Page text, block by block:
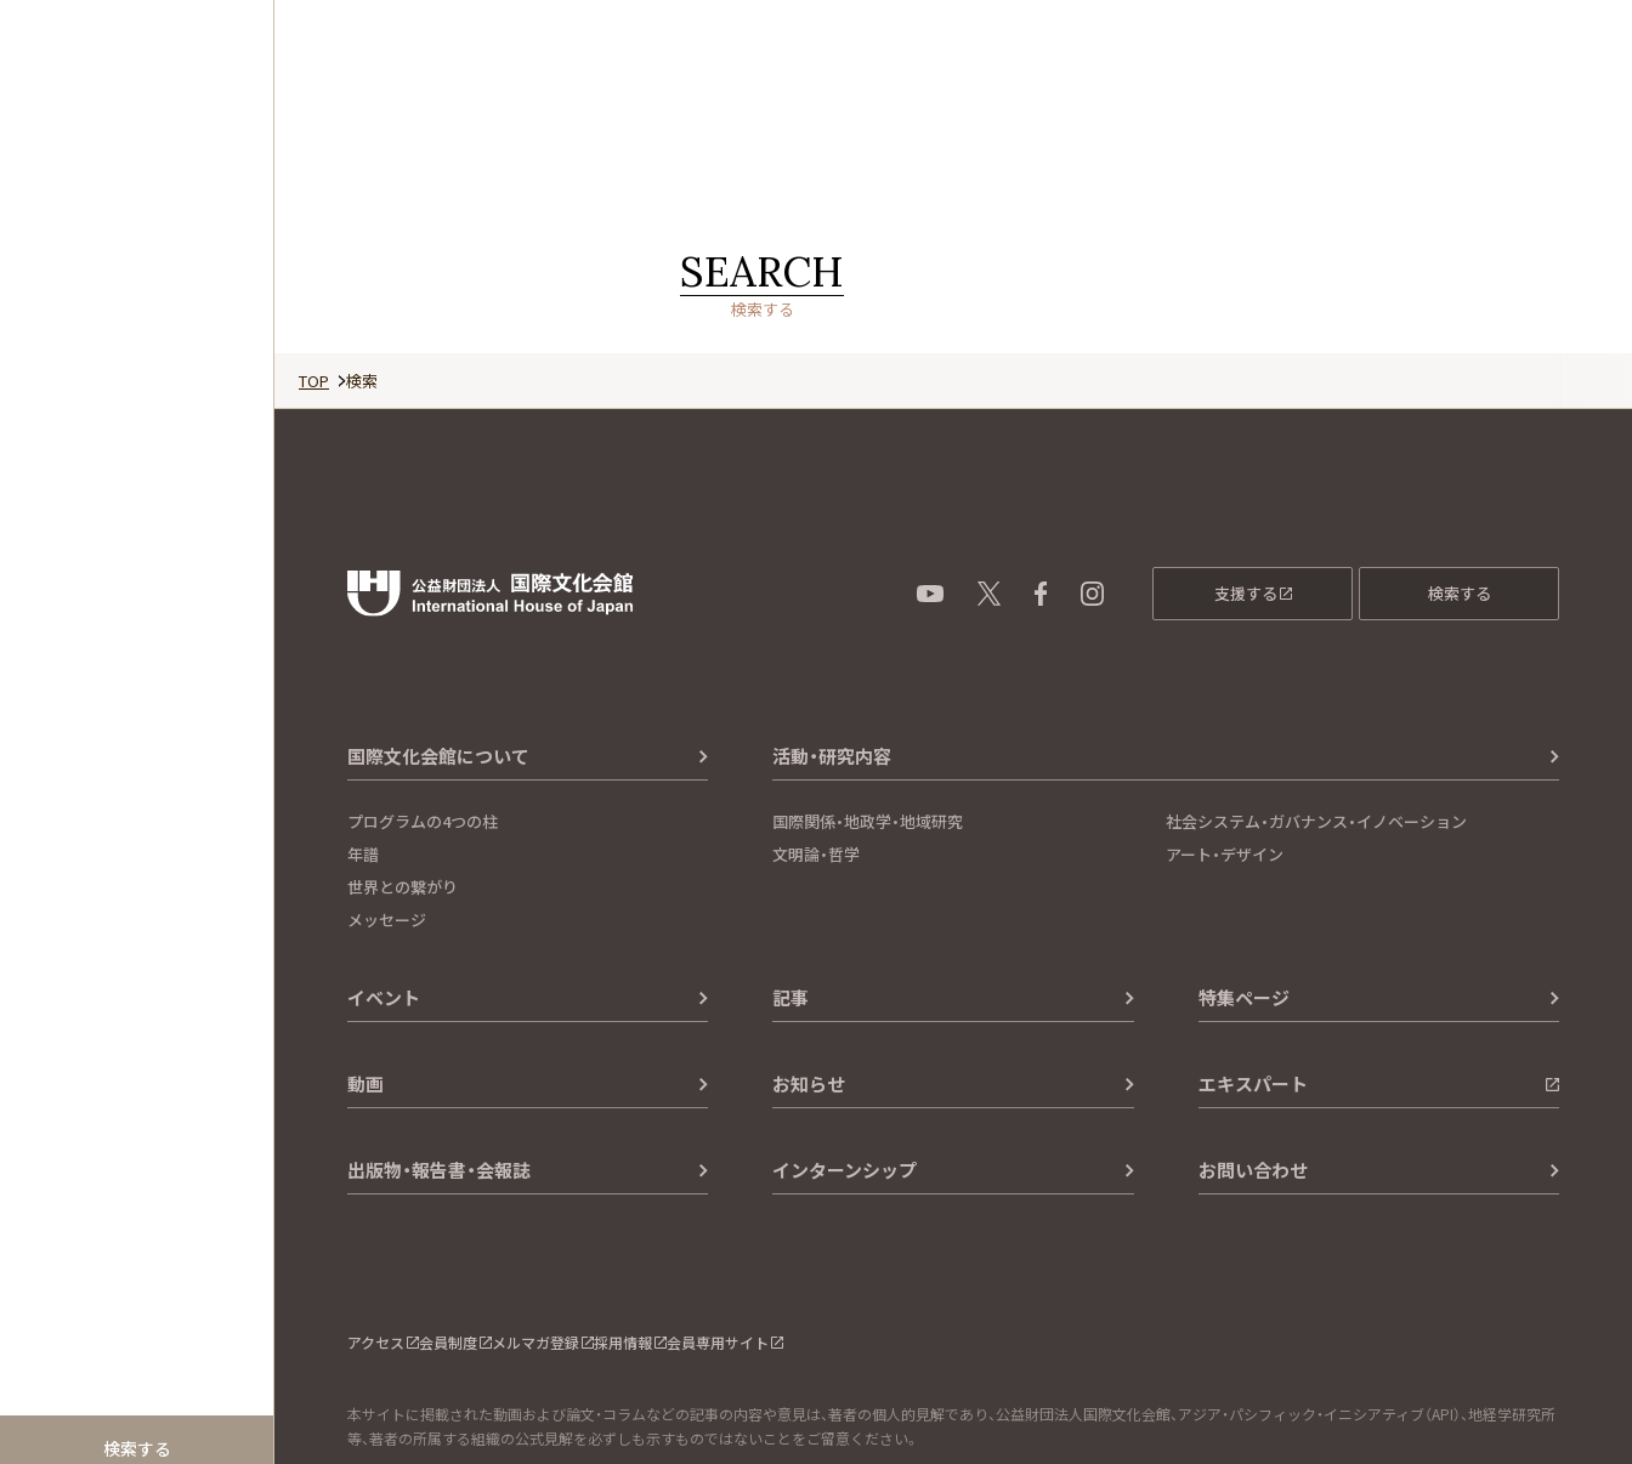
検索する
SEARCH
検索する
TOP 検索
支援する 検索する
国際文化会館について
プログラムの4つの柱
年譜
世界との繋がり
メッセージ
活動・研究内容
国際関係・地政学・地域研究
社会システム・ガバナンス・イノベーション
文明論・哲学
アート・デザイン
イベント 記事 特集ページ
動画 お知らせ エキスパート
出版物・報告書・会報誌 インターンシップ お問い合わせ
アクセス 会員制度 メルマガ登録 採用情報 会員専用サイト
本サイトに掲載された動画および論文・コラムなどの記事の内容や意見は、著者の個人的見解であり、公益財団法人国際文化会館、アジア・パシフィック・イニシアティブ（API）、地経学研究所
等、著者の所属する組織の公式見解を必ずしも示すものではないことをご留意ください。